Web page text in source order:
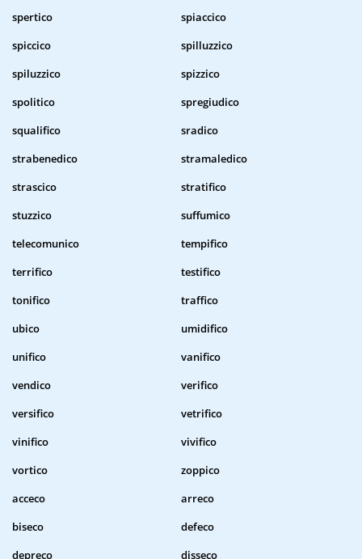
spertico
spiaccico
spiccico
spilluzzico
spiluzzico
spizzico
spolitico
spregiudico
squalifico
sradico
strabenedico
stramaledico
strascico
stratifico
stuzzico
suffumico
telecomunico
tempifico
terrifico
testifico
tonifico
traffico
ubico
umidifico
unifico
vanifico
vendico
verifico
versifico
vetrifico
vinifico
vivifico
vortico
zoppico
acceco
arreco
biseco
defeco
depreco
disseco